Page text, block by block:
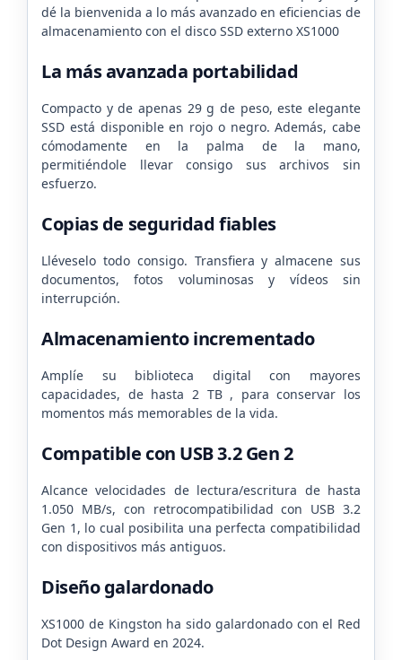
dé la bienvenida a lo más avanzado en eficiencias de
almacenamiento con el disco SSD externo XS1000
La más avanzada portabilidad
Compacto y de apenas 29 g de peso, este elegante
SSD está disponible en rojo o negro. Además, cabe
cómodamente en la palma de la mano,
permitiéndole llevar consigo sus archivos sin
esfuerzo.
Copias de seguridad fiables
Lléveselo todo consigo. Transfiera y almacene sus
documentos, fotos voluminosas y vídeos sin
interrupción.
Almacenamiento incrementado
Amplíe su biblioteca digital con mayores
capacidades, de hasta 2 TB , para conservar los
momentos más memorables de la vida.
Compatible con USB 3.2 Gen 2
Alcance velocidades de lectura/escritura de hasta
1.050 MB/s, con retrocompatibilidad con USB 3.2
Gen 1, lo cual posibilita una perfecta compatibilidad
con dispositivos más antiguos.
Diseño galardonado
XS1000 de Kingston ha sido galardonado con el Red
Dot Design Award en 2024.